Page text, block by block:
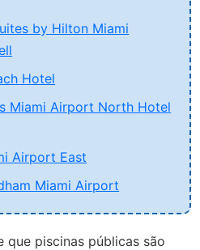
by Hilton Miami
Hotel
Miami Airport North Hotel
Airport East
Miami Airport
que piscinas públicas são